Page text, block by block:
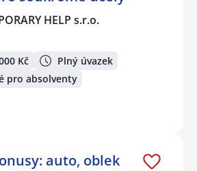
HELP s.r.o.
Kč
Plný úvazek
pro absolventy
auto, oblek